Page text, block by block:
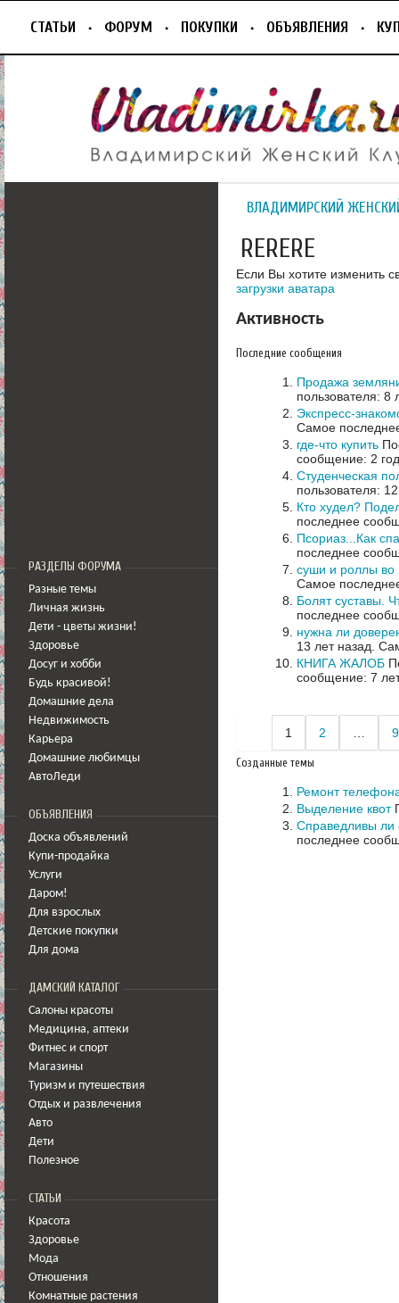
СТАТЬИ ФОРУМ ПОКУПКИ ОБЪЯВЛЕНИЯ
РАЗДЕЛЫ ФОРУМА
Разные темы
Личная жизнь
Дети - цветы жизни!
Здоровье
Досуг и хобби
Будь красивой!
Домашние дела
Недвижимость
Карьера
Домашние любимцы
АвтоЛеди
ОБЪЯВЛЕНИЯ
Доска объявлений
Купи-продайка
Услуги
Даром!
Для взрослых
Детские покупки
Для дома
ДАМСКИЙ КАТАЛОГ
Салоны красоты
Медицина, аптеки
Фитнес и спорт
Магазины
Туризм и путешествия
Отдых и развлечения
Авто
Дети
Полезное
СТАТЬИ
Красота
Здоровье
Мода
Отношения
Комнатные растения
ВЛАДИМИРСКИЙ
RERERE
Если Вы хотите изменить
загрузки аватара
Активность
Последние сообщения
Продажа
пользователя: 8
Экспресс-
Самое
где-что купить
сообщение: 2
Студенческая
пользователя:
Кто худел?
последнее
Псориаз...Как
последнее
суши и роллы во
Самое
Болят суставы.
последнее
нужна ли
13 лет назад.
КНИГА ЖАЛОБ
сообщение: 7
1 2 9
Созданные темы
Ремонт
Выделение квот
Справедливы ли
последнее